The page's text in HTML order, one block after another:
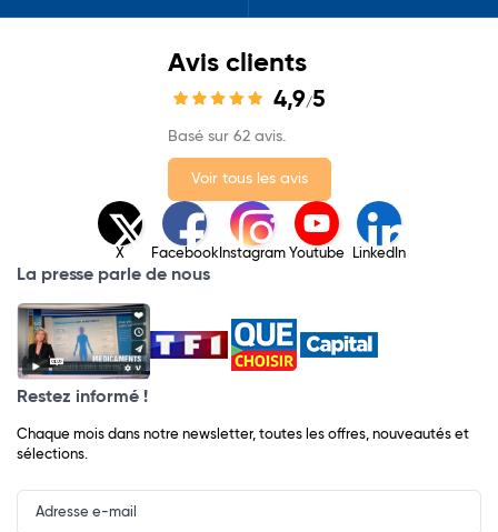
Avis clients
4,9/5
Basé sur 62 avis.
Voir tous les avis
X Facebook Instagram Youtube LinkedIn
La presse parle de nous
Restez informé !
Chaque mois dans notre newsletter, toutes les offres, nouveautés et
sélections.
Input
Newsletter